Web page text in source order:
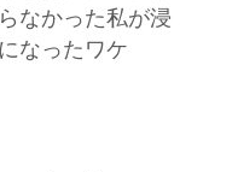
なかった私が浸
なったワケ